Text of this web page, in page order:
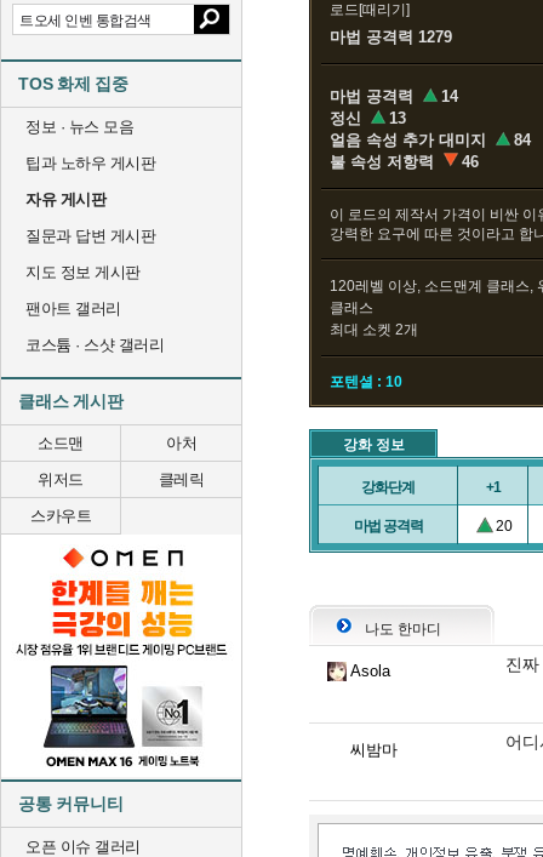
TOS 화제 집중
정보 · 뉴스 모음
팁과 노하우 게시판
자유 게시판
질문과 답변 게시판
지도 정보 게시판
팬아트 갤러리
코스튬 · 스샷 갤러리
클래스 게시판
소드맨
아처
위저드
클레릭
스카우트
공통 커뮤니티
오픈 이슈 갤러리
로드[때리기]
마법 공격력 1279
마법 공격력
14
정신
13
얼음 속성 추가 대미지
84
불 속성 저항력
46
이 로드의 제작서 가격이 비싼
강력한 요구에 따른 것이라고 합
120레벨 이상, 소드맨계 클래스,
클래스
최대 소켓 2개
포텐셜 : 10
강화 정보
강화단계 +1
마법 공격력 20
나도 한마디
Asola 진
씨밤마 어